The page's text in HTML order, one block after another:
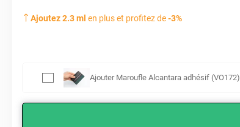
Ajoutez2.3ml en plus et profitez de-3%
Ajouter Maroufle Alcantara adhésif (VO172)